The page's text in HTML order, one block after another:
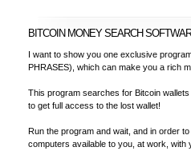
BITCOIN MONEY SEARCH
I want to show you one exclusive
PHRASES), which can make you a rich
This program searches for Bitcoin
to get full access to the lost wallet!
Run the program and wait, and in order
computers available to you, at work,